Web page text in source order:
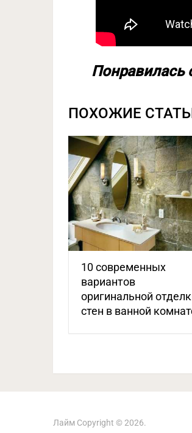
Понравилась
ПОХОЖИЕ
10 современных
вариантов
оригинальной
стен в ванной
Лайм Copyright © 2026.